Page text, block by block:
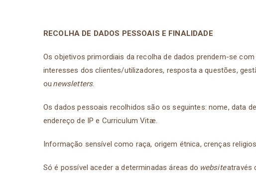
RECOLHA DE DADOS PESSOAIS E FINALIDADE
Os objetivos primordiais da recolha de dados prendem-se
interesses dos clientes/utilizadores, resposta a questões,
ou newsletters.
Os dados pessoais recolhidos são os seguintes: nome, data
endereço de IP e Curriculum Vitæ.
Informação sensível como raça, origem étnica, crenças
Só é possível aceder a determinadas áreas do websiteatravés